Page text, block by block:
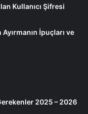
Kullanıcı Şifresi
İpuçları ve
2025 – 2026